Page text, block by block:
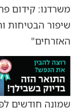
משרדנו: קידום
שיפור הבטיחות
האזרחים"
שמונה חודשים